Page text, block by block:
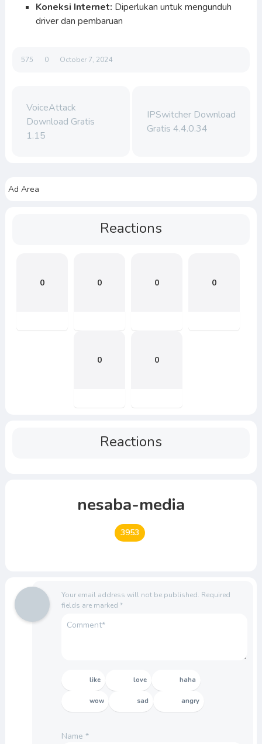
Koneksi Internet: Diperlukan untuk mengunduh
driver dan pembaruan
575 0 October 7, 2024
VoiceAttack
Download Gratis
1.15
IPSwitcher Download
Gratis 4.4.0.34
Ad Area
Reactions
0 0 0 0
0 0
Reactions
nesaba-media
3953
Your email address will not be published. Required
fields are marked *
like love haha
wow sad angry
Name *